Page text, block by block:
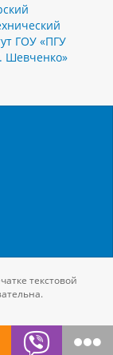
ГОУ «ПГУ
Шевченко»
текстовой